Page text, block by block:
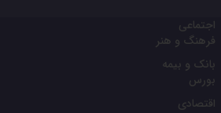
اجتماعی
فرهنگ و هنر
بانک و بیمه
بورس
اقتصادی